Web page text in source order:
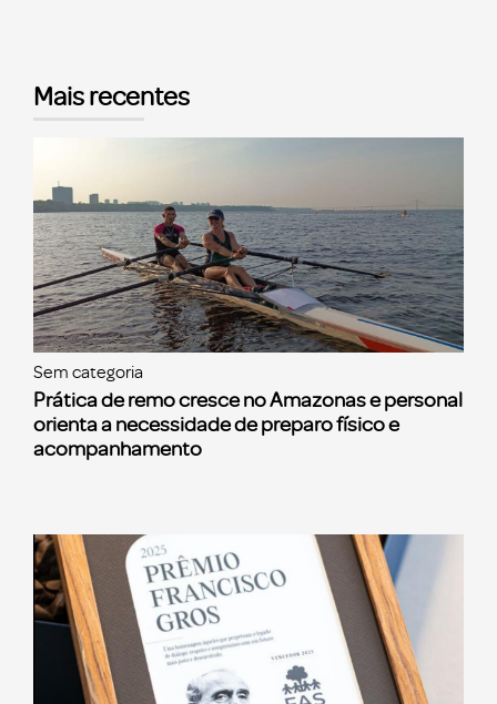
Mais recentes
Sem categoria
Prática de remo cresce no Amazonas e personal
orienta a necessidade de preparo físico e
acompanhamento